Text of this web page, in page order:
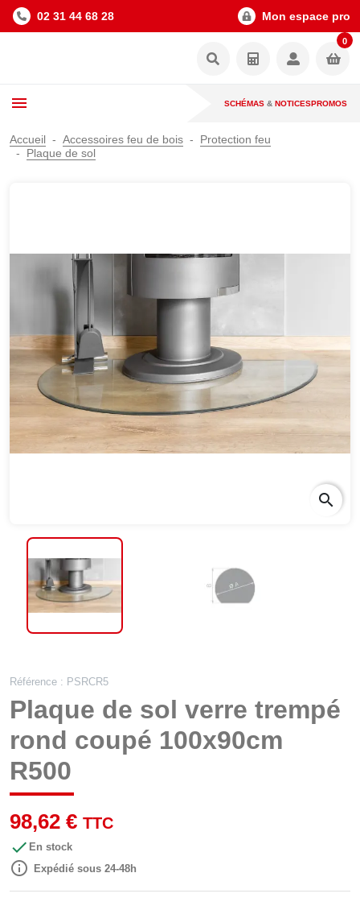
02 31 44 68 28 Mon espace pro
0
SCHÉMAS & NOTICESPROMOS
Accueil Accessoires feu de bois
Protection feu
Plaque de sol
search
Référence : PSRCR5
Plaque de sol verre trempé
rond coupé 100x90cm
R500
98,62 € TTC
 En stock
 Expédié sous 24-48h